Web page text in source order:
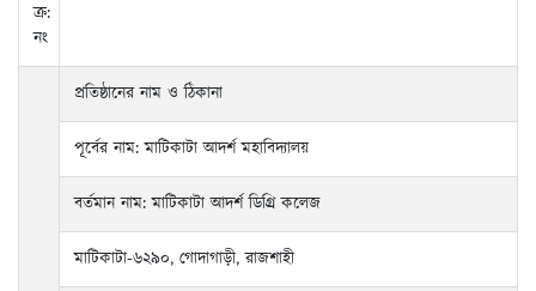
ক্র:
নং
প্রতিষ্ঠানের নাম ও ঠিকানা
পূর্বের নাম: মাটিকাটা আদর্শ মহাবিদ্যালয়
বর্তমান নাম: মাটিকাটা আদর্শ ডিগ্র্রি কলেজ
মাটিকাটা-৬২৯০, গোদাগাড়ী, রাজশাহী